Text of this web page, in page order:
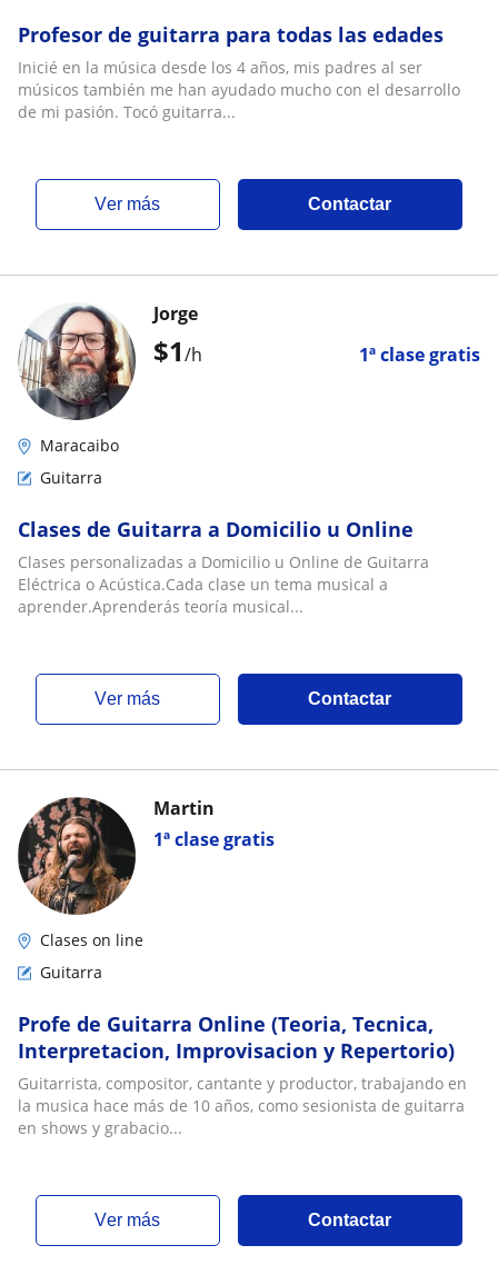
Profesor de guitarra para todas las edades
Inicié en la música desde los 4 años, mis padres al ser
músicos también me han ayudado mucho con el desarrollo
de mi pasión. Tocó guitarra...
ver más Contactar
$1/h 1ª clase gratis
Jorge
Maracaibo
Guitarra
Clases de Guitarra a Domicilio u Online
Clases personalizadas a Domicilio u Online de Guitarra
Eléctrica o Acústica.Cada clase un tema musical a
aprender.Aprenderás teoría musical...
ver más Contactar
1ª clase gratis
Martin
Clases on line
Guitarra
Profe de Guitarra Online (Teoria, Tecnica,
Interpretacion, Improvisacion y Repertorio)
Guitarrista, compositor, cantante y productor, trabajando en
la musica hace más de 10 años, como sesionista de guitarra
en shows y grabacio...
ver más Contactar